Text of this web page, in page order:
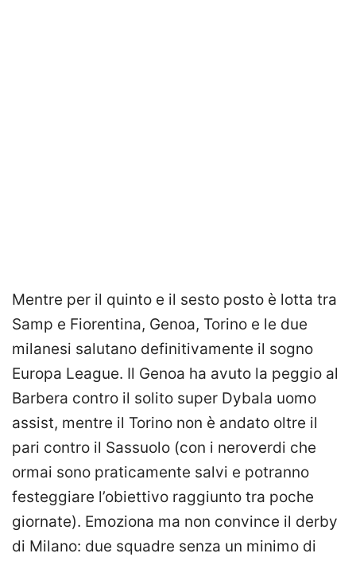
Mentre per il quinto e il sesto posto è lotta tra
Samp e Fiorentina, Genoa, Torino e le due
milanesi salutano definitivamente il sogno
Europa League. Il Genoa ha avuto la peggio al
Barbera contro il solito super Dybala uomo
assist, mentre il Torino non è andato oltre il
pari contro il Sassuolo (con i neroverdi che
ormai sono praticamente salvi e potranno
festeggiare l’obiettivo raggiunto tra poche
giornate). Emoziona ma non convince il derby
di Milano: due squadre senza un minimo di